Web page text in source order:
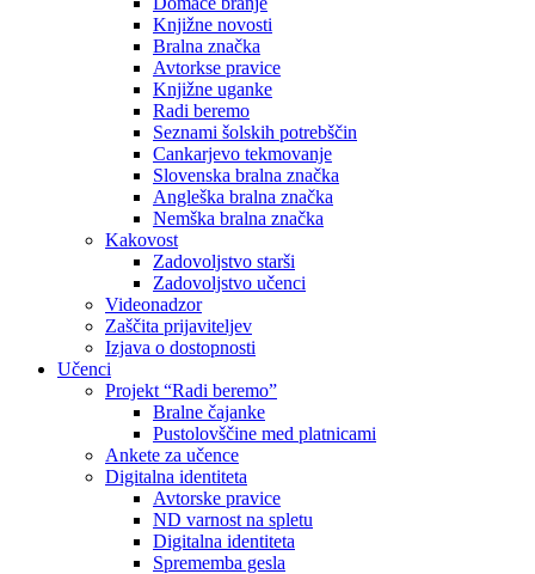
Knjižne novosti
Bralna značka
Avtorkse pravice
Knjižne uganke
Radi beremo
Seznami šolskih potrebščin
Cankarjevo tekmovanje
Slovenska bralna značka
Angleška bralna značka
Nemška bralna značka
Kakovost
Zadovoljstvo starši
Zadovoljstvo učenci
Videonadzor
Zaščita prijaviteljev
Izjava o dostopnosti
Učenci
Projekt “Radi beremo”
Bralne čajanke
Pustolovščine med platnicami
Ankete za učence
Digitalna identiteta
Avtorske pravice
ND varnost na spletu
Digitalna identiteta
Sprememba gesla